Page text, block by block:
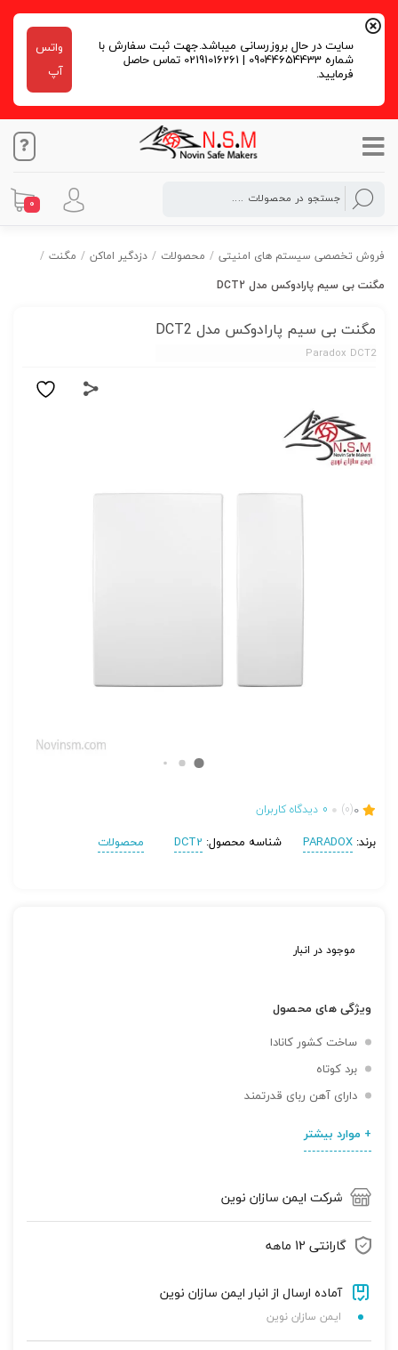
سایت در حال بروزرسانی میباشد.جهت ثبت سفارش با
شماره 09044654433 | 02191016261 تماس حاصل
فرمایید.
واتس
آپ
0
فروش تخصصی سیستم های امنیتی / محصولات / دزدگیر اماکن / مگنت /
مگنت بی سیم پارادوکس مدل DCT2
مگنت بی سیم پارادوکس مدل DCT2
Paradox DCT2
0
(0)
0 دیدگاه کاربران
برند: PARADOX شناسه محصول: DCT2 محصولات
موجود در انبار
ویژگی های محصول
ساخت کشور کانادا
برد کوتاه
دارای آهن ربای قدرتمند
+ موارد بیشتر
شرکت ایمن سازان نوین
گارانتی 12 ماهه
آماده ارسال از انبار ایمن سازان نوین
ایمن سازان نوین
تصاویر رسمی